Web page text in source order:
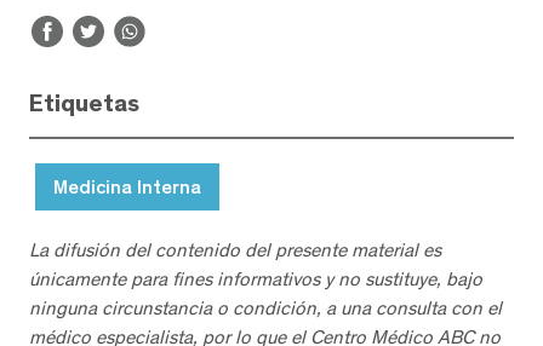
Etiquetas
Medicina Interna
La difusión del contenido del presente material es
únicamente para fines informativos y no sustituye, bajo
ninguna circunstancia o condición, a una consulta con el
médico especialista, por lo que el Centro Médico ABC no